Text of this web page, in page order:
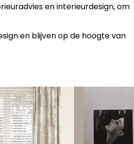
en interieurdesign, om
en blijven op de hoogte van